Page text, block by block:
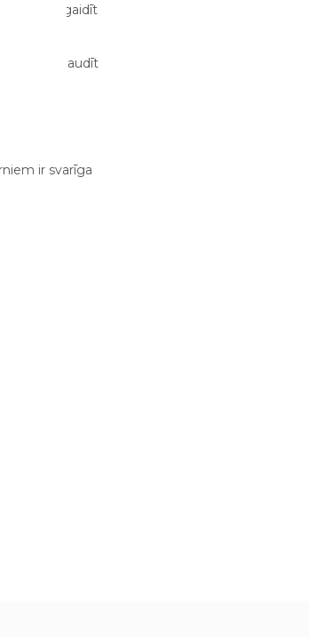
– ko sagaidīt
kā tās izbaudīt
ir svarīga